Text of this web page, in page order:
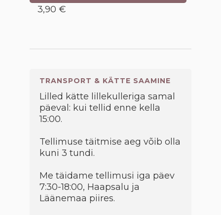
3,90 €
TRANSPORT & KÄTTE SAAMINE
Lilled kätte lillekulleriga samal
päeval: kui tellid enne kella
15:00.
Tellimuse täitmise aeg võib olla
kuni 3 tundi.
Me täidame tellimusi iga päev
7:30-18:00, Haapsalu ja
Läänemaa piires.